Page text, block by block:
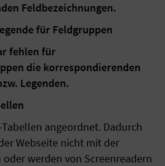
Feldbezeichnungen.
für Feldgruppen
fehlen für
die korrespondierenden
Legenden.
angeordnet. Dadurch
Webseite nicht mit der
werden von Screenreadern